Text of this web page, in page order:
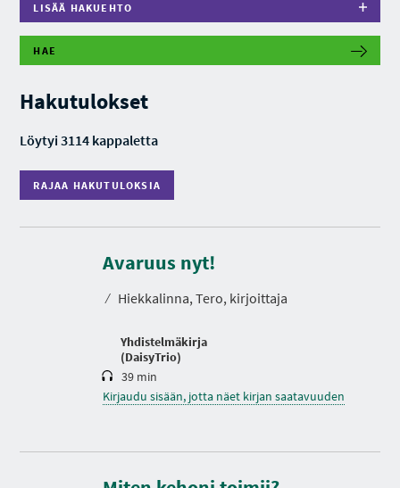
LISÄÄ HAKUEHTO
HAE
Hakutulokset
Löytyi 3114 kappaletta
RAJAA HAKUTULOKSIA
R
A
A
U
T
U
O
Avaruus nyt!
⁄ Hiekkalinna, Tero, kirjoittaja
Yhdistelmäkirja
(DaisyTrio)
e
s
o
39 min
Kirjaudu sisään, jotta näet kirjan saatavuuden
e